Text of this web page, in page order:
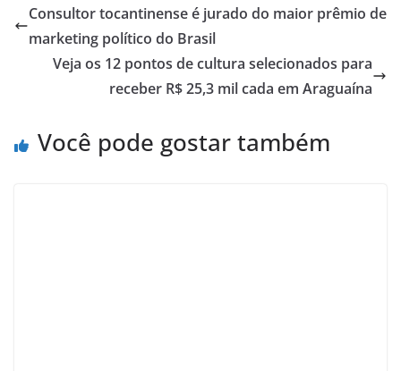
Consultor tocantinense é jurado do maior prêmio de
marketing político do Brasil
Veja os 12 pontos de cultura selecionados para
receber R$ 25,3 mil cada em Araguaína
Você pode gostar também